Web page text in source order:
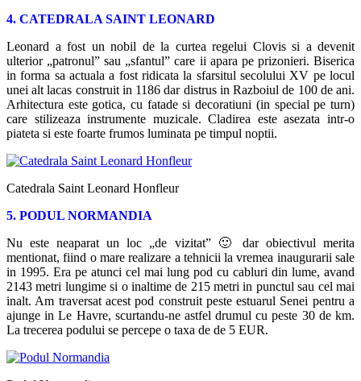
4. CATEDRALA SAINT LEONARD
Leonard a fost un nobil de la curtea regelui Clovis si a devenit
ulterior „patronul” sau „sfantul” care ii apara pe prizonieri. Biserica
in forma sa actuala a fost ridicata la sfarsitul secolului XV pe locul
unei alt lacas construit in 1186 dar distrus in Razboiul de 100 de ani.
Arhitectura este gotica, cu fatade si decoratiuni (in special pe turn)
care stilizeaza instrumente muzicale. Cladirea este asezata intr-o
piateta si este foarte frumos luminata pe timpul noptii.
Catedrala Saint Leonard Honfleur
5. PODUL NORMANDIA
Nu este neaparat un loc „de vizitat” 🙂 dar obiectivul merita
mentionat, fiind o mare realizare a tehnicii la vremea inaugurarii sale
in 1995. Era pe atunci cel mai lung pod cu cabluri din lume, avand
2143 metri lungime si o inaltime de 215 metri in punctul sau cel mai
inalt. Am traversat acest pod construit peste estuarul Senei pentru a
ajunge in Le Havre, scurtandu-ne astfel drumul cu peste 30 de km.
La trecerea podului se percepe o taxa de de 5 EUR.